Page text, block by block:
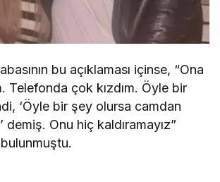
bu açıklaması içinse, “Ona
Telefonda çok kızdım. Öyle bir
‘Öyle bir şey olursa camdan
demiş. Onu hiç kaldıramayız”
bulunmuştu.